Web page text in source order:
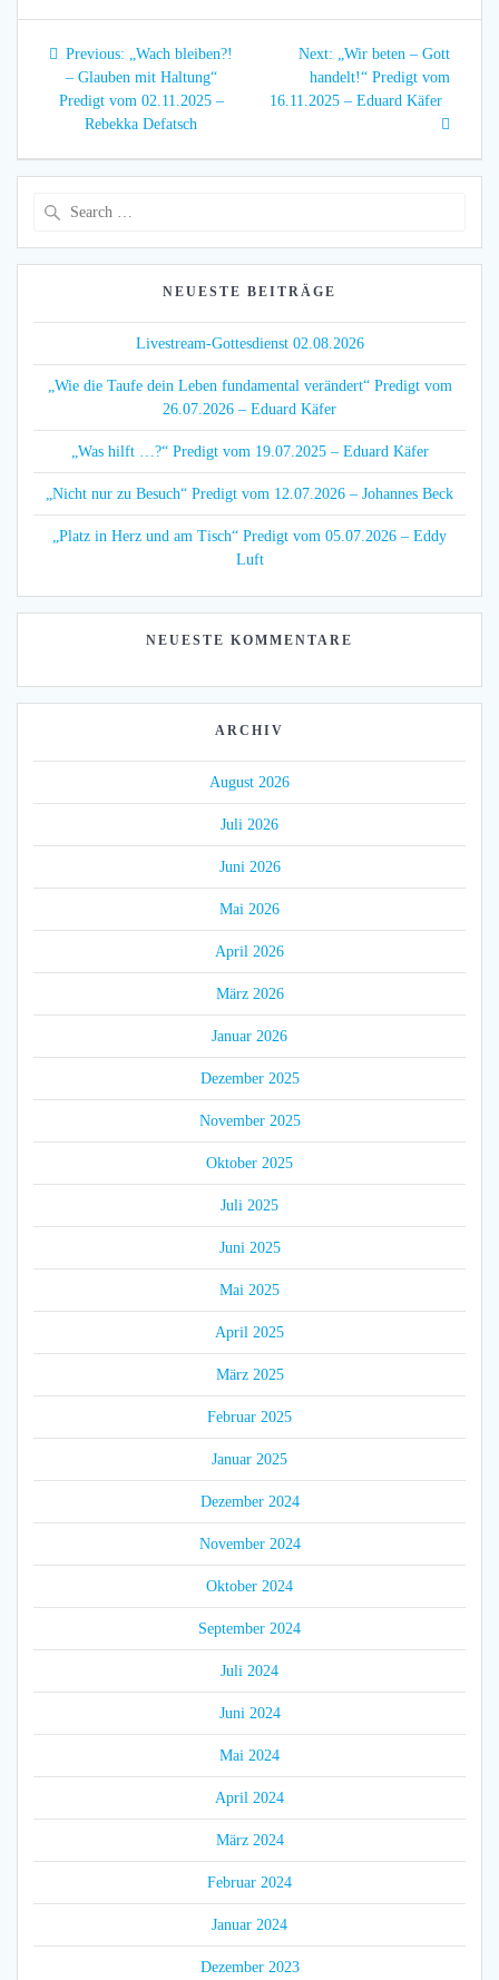
Beitragsnavigation
Previous:
Previous
post:
„Wach bleiben?!
– Glauben mit Haltung“
Predigt vom 02.11.2025 –
Rebekka Defatsch
Next:
Next
post:
„Wir beten – Gott
handelt!“ Predigt vom
16.11.2025 – Eduard Käfer
NEUESTE BEITRÄGE
Livestream-Gottesdienst 02.08.2026
„Wie die Taufe dein Leben fundamental verändert“ Predigt vom
26.07.2026 – Eduard Käfer
„Was hilft …?“ Predigt vom 19.07.2025 – Eduard Käfer
„Nicht nur zu Besuch“ Predigt vom 12.07.2026 – Johannes Beck
„Platz in Herz und am Tisch“ Predigt vom 05.07.2026 – Eddy
Luft
NEUESTE KOMMENTARE
ARCHIV
August 2026
Juli 2026
Juni 2026
Mai 2026
April 2026
März 2026
Januar 2026
Dezember 2025
November 2025
Oktober 2025
Juli 2025
Juni 2025
Mai 2025
April 2025
März 2025
Februar 2025
Januar 2025
Dezember 2024
November 2024
Oktober 2024
September 2024
Juli 2024
Juni 2024
Mai 2024
April 2024
März 2024
Februar 2024
Januar 2024
Dezember 2023